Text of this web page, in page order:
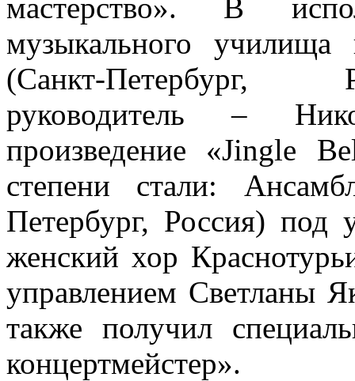
мастерство». В
музыкального
(Санкт-Петербург,
руководитель –
произведение «Jingle
степени стали:
Петербург, Россия)
женский хор
управлением Светланы
также получил
концертмейстер».